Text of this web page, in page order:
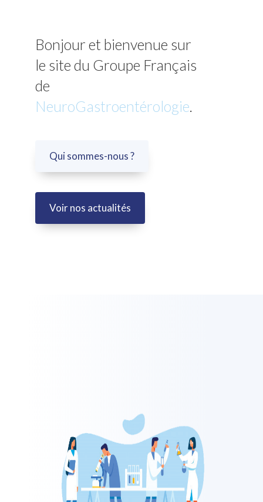
Bonjour et bienvenue sur
le site du Groupe Français
de
NeuroGastroentérologie.
Qui sommes-nous ?
Voir nos actualités